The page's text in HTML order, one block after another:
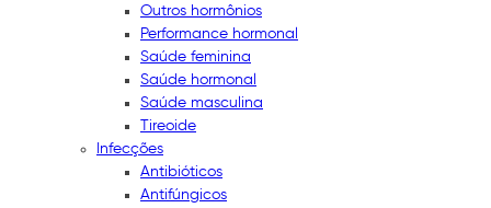
Outros hormônios
Performance hormonal
Saúde feminina
Saúde hormonal
Saúde masculina
Tireoide
Infecções
Antibióticos
Antifúngicos